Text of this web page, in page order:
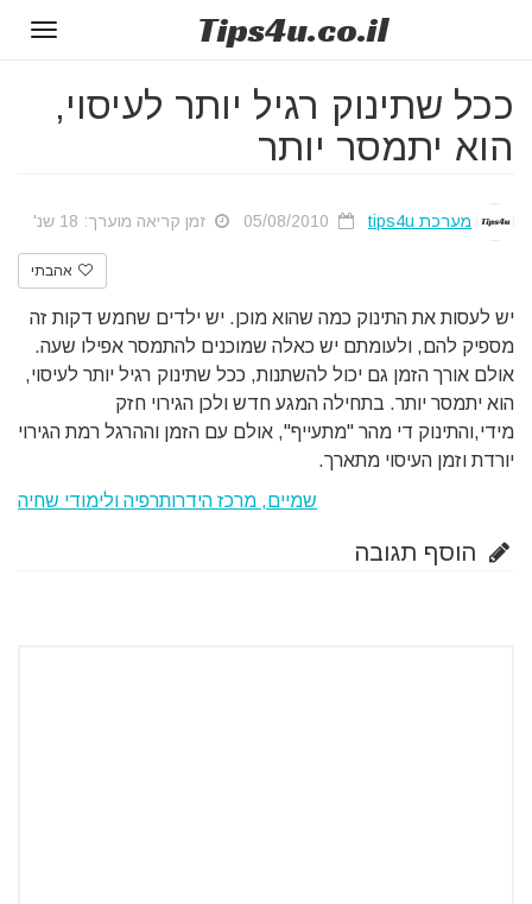
Tips4u.co.il
ככל שתינוק רגיל יותר לעיסוי,
הוא יתמסר יותר
מערכת tips4u זמן קריאה מוערך: 18 שנ'
אהבתי
יש לעסות את התינוק כמה שהוא מוכן. יש ילדים שחמש דקות זה
מספיק להם, ולעומתם יש כאלה שמוכנים להתמסר אפילו שעה.
אולם אורך הזמן גם יכול להשתנות, ככל שתינוק רגיל יותר לעיסוי,
הוא יתמסר יותר. בתחילה המגע חדש ולכן הגירוי חזק
מידי,והתינוק די מהר "מתעייף", אולם עם הזמן וההרגל רמת הגירוי
יורדת וזמן העיסוי מתארך.
שמיים, מרכז הידרותרפיה ולימודי שחיה
הוסף תגובה